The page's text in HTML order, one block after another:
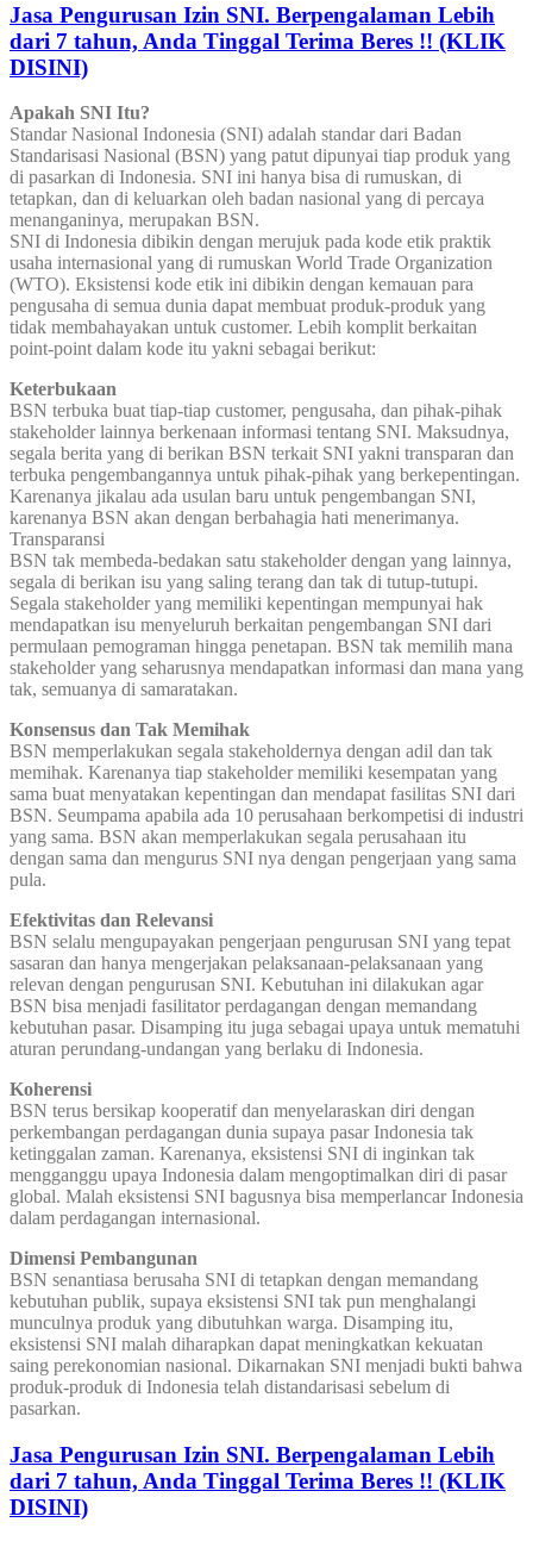
Jasa Pengurusan Izin SNI. Berpengalaman Lebih
dari 7 tahun, Anda Tinggal Terima Beres !! (KLIK
DISINI)
Apakah SNI Itu?
Standar Nasional Indonesia (SNI) adalah standar dari Badan
Standarisasi Nasional (BSN) yang patut dipunyai tiap produk yang
di pasarkan di Indonesia. SNI ini hanya bisa di rumuskan, di
tetapkan, dan di keluarkan oleh badan nasional yang di percaya
menanganinya, merupakan BSN.
SNI di Indonesia dibikin dengan merujuk pada kode etik praktik
usaha internasional yang di rumuskan World Trade Organization
(WTO). Eksistensi kode etik ini dibikin dengan kemauan para
pengusaha di semua dunia dapat membuat produk-produk yang
tidak membahayakan untuk customer. Lebih komplit berkaitan
point-point dalam kode itu yakni sebagai berikut:
Keterbukaan
BSN terbuka buat tiap-tiap customer, pengusaha, dan pihak-pihak
stakeholder lainnya berkenaan informasi tentang SNI. Maksudnya,
segala berita yang di berikan BSN terkait SNI yakni transparan dan
terbuka pengembangannya untuk pihak-pihak yang berkepentingan.
Karenanya jikalau ada usulan baru untuk pengembangan SNI,
karenanya BSN akan dengan berbahagia hati menerimanya.
Transparansi
BSN tak membeda-bedakan satu stakeholder dengan yang lainnya,
segala di berikan isu yang saling terang dan tak di tutup-tutupi.
Segala stakeholder yang memiliki kepentingan mempunyai hak
mendapatkan isu menyeluruh berkaitan pengembangan SNI dari
permulaan pemograman hingga penetapan. BSN tak memilih mana
stakeholder yang seharusnya mendapatkan informasi dan mana yang
tak, semuanya di samaratakan.
Konsensus dan Tak Memihak
BSN memperlakukan segala stakeholdernya dengan adil dan tak
memihak. Karenanya tiap stakeholder memiliki kesempatan yang
sama buat menyatakan kepentingan dan mendapat fasilitas SNI dari
BSN. Seumpama apabila ada 10 perusahaan berkompetisi di industri
yang sama. BSN akan memperlakukan segala perusahaan itu
dengan sama dan mengurus SNI nya dengan pengerjaan yang sama
pula.
Efektivitas dan Relevansi
BSN selalu mengupayakan pengerjaan pengurusan SNI yang tepat
sasaran dan hanya mengerjakan pelaksanaan-pelaksanaan yang
relevan dengan pengurusan SNI. Kebutuhan ini dilakukan agar
BSN bisa menjadi fasilitator perdagangan dengan memandang
kebutuhan pasar. Disamping itu juga sebagai upaya untuk mematuhi
aturan perundang-undangan yang berlaku di Indonesia.
Koherensi
BSN terus bersikap kooperatif dan menyelaraskan diri dengan
perkembangan perdagangan dunia supaya pasar Indonesia tak
ketinggalan zaman. Karenanya, eksistensi SNI di inginkan tak
mengganggu upaya Indonesia dalam mengoptimalkan diri di pasar
global. Malah eksistensi SNI bagusnya bisa memperlancar Indonesia
dalam perdagangan internasional.
Dimensi Pembangunan
BSN senantiasa berusaha SNI di tetapkan dengan memandang
kebutuhan publik, supaya eksistensi SNI tak pun menghalangi
munculnya produk yang dibutuhkan warga. Disamping itu,
eksistensi SNI malah diharapkan dapat meningkatkan kekuatan
saing perekonomian nasional. Dikarnakan SNI menjadi bukti bahwa
produk-produk di Indonesia telah distandarisasi sebelum di
pasarkan.
Jasa Pengurusan Izin SNI. Berpengalaman Lebih
dari 7 tahun, Anda Tinggal Terima Beres !! (KLIK
DISINI)